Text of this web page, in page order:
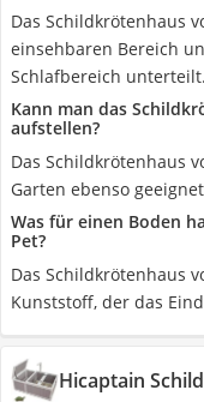
Das Schildkrötenhaus
einsehbaren Bereich
Schlafbereich unterteilt.
Kann man das
aufstellen?
Das Schildkrötenhaus
Garten ebenso
Was für einen Boden
Pet?
Das Schildkrötenhaus
Kunststoff, der das
Hicaptain